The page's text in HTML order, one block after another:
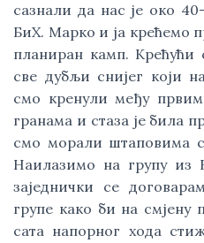
сазнали да нас је око
БиХ. Марко и ја крећемо
планиран камп. Крећући
све дубљи снијег који
смо кренули међу
гранама и стаза је била
смо морали штаповима
Наилазимо на групу из
заједнички се
групе како би на смјену
сата напорног хода